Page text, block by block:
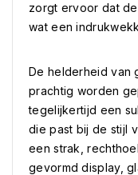
zorgt ervoor dat
wat een
De helderheid van
prachtig worden
tegelijkertijd een
die past bij de stijl
een strak,
gevormd display,